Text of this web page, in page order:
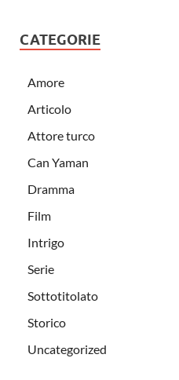
CATEGORIE
Amore
Articolo
Attore turco
Can Yaman
Dramma
Film
Intrigo
Serie
Sottotitolato
Storico
Uncategorized